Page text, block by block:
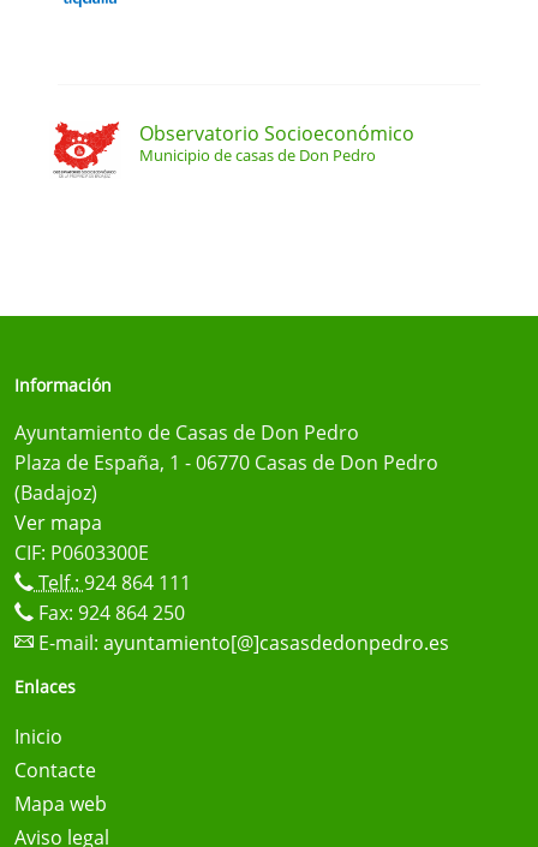
Observatorio Socioeconómico
Municipio de casas de Don Pedro
Información
Ayuntamiento de Casas de Don Pedro
Plaza de España, 1 - 06770 Casas de Don Pedro
(Badajoz)
Ver mapa
CIF: P0603300E
Telf.: 924 864 111
Fax: 924 864 250
E-mail: ayuntamiento[@]casasdedonpedro.es
Enlaces
Inicio
Contacte
Mapa web
Aviso legal